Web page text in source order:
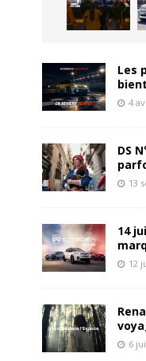
Les
4
DS
13
14
12
6